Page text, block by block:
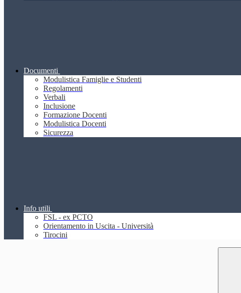
Documenti
Modulistica Famiglie e Studenti
Regolamenti
Verbali
Inclusione
Formazione Docenti
Modulistica Docenti
Sicurezza
Info utili
FSL - ex PCTO
Orientamento in Uscita - Università
Tirocini